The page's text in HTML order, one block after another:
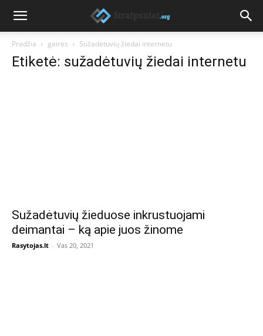
Pradžia gairės Sužadėtuvių žiedai internetu
Etiketė: sužadėtuvių žiedai internetu
Sužadėtuvių žieduose inkrustuojami
deimantai – ką apie juos žinome
Rasytojas.lt - Vas 20, 2021